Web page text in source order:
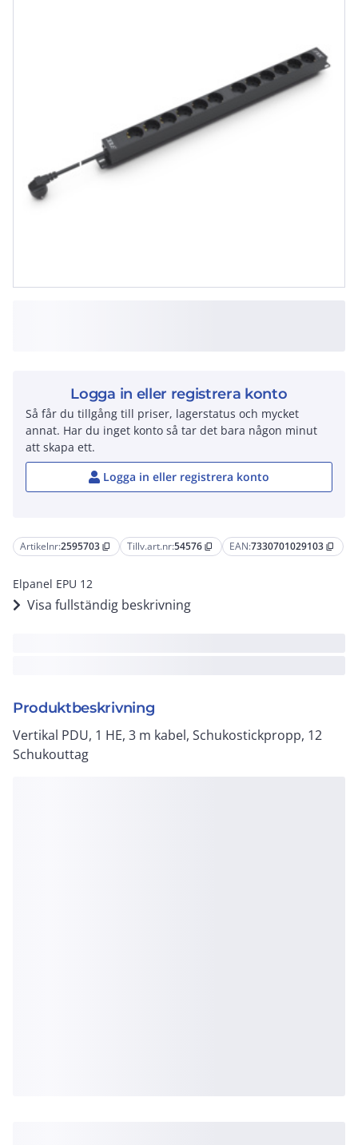
Artikelnr:2595703 content_copy Tillv.art.nr:54576 content_copy EAN:7330701029103 content_copy
Elpanel EPU 12
Visa fullständig beskrivning
Produktbeskrivning
Vertikal PDU, 1 HE, 3 m kabel, Schukostickpropp, 12
Schukouttag
Logga in eller registrera konto
Så får du tillgång till priser, lagerstatus och mycket
annat. Har du inget konto så tar det bara någon minut
att skapa ett.
Logga in eller registrera konto